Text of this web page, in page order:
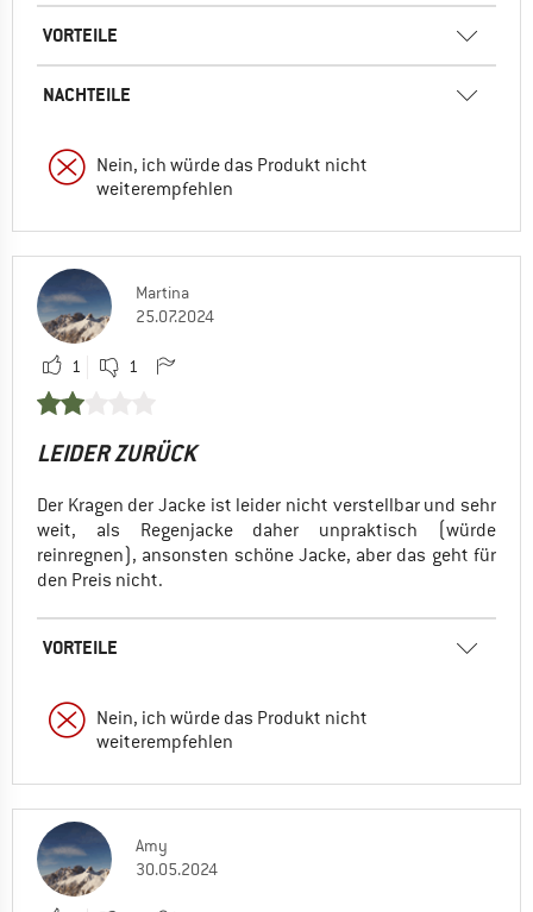
VORTEILE
NACHTEILE
Nein, ich würde das Produkt nicht
weiterempfehlen
Martina
25.07.2024
1 1
LEIDER ZURÜCK
Der Kragen der Jacke ist leider nicht verstellbar und sehr
weit, als Regenjacke daher unpraktisch (würde
reinregnen), ansonsten schöne Jacke, aber das geht für
den Preis nicht.
VORTEILE
Nein, ich würde das Produkt nicht
weiterempfehlen
Amy
30.05.2024